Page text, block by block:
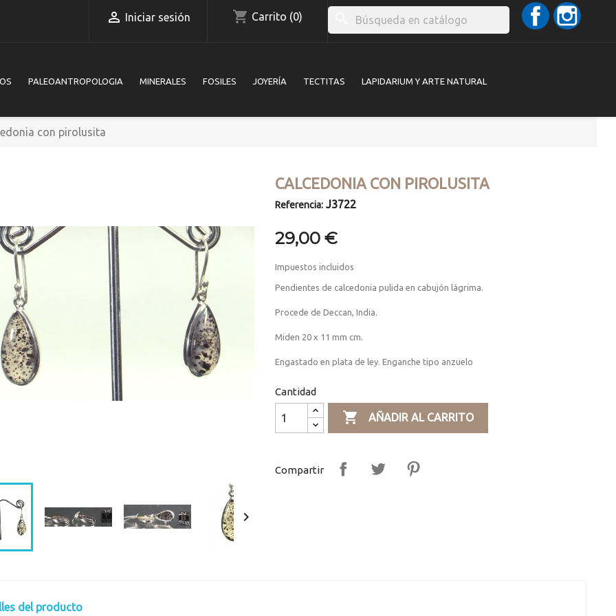
 Iniciar sesión shopping_cart Carrito (0)
Facebook
PALEOANTROPOLOGIA MINERALES FOSILES JOYERÍA TECTITAS LAPIDARIUM Y ARTE NATURAL
con pirolusita

CALCEDONIA CON PIROLUSITA
Referencia: J3722
29,00 €
Impuestos incluidos
Pendientes de calcedonia pulida en cabujón lágrima.
Procede de Deccan, India.
Miden 20 x 11 mm cm.
Engastado en plata de ley. Enganche tipo anzuelo
Cantidad
 AÑADIR AL CARRITO
Compartir
del producto